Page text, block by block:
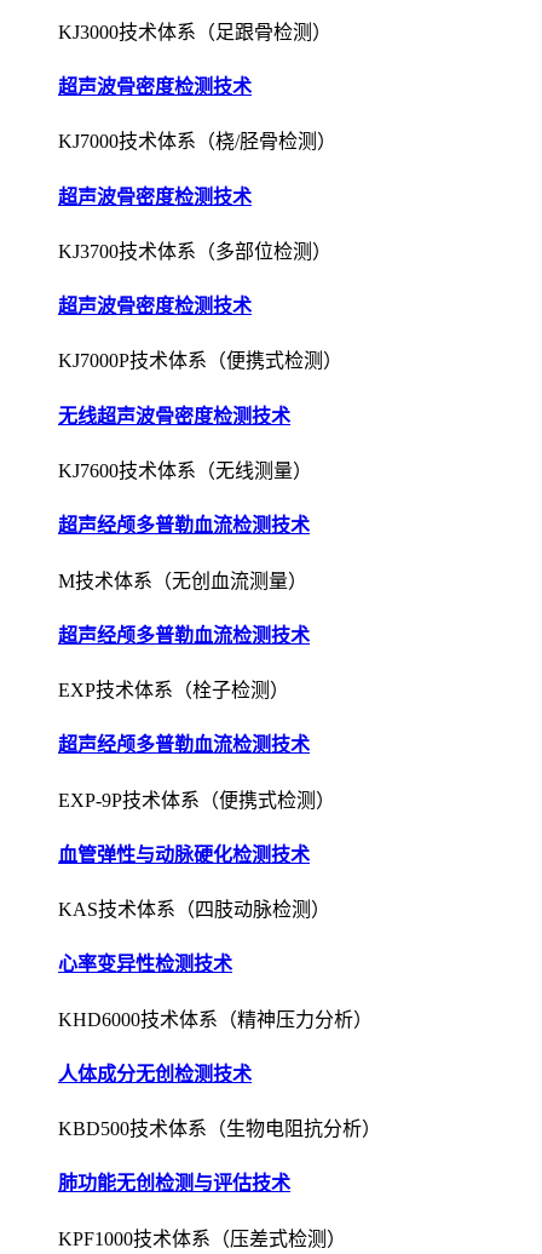
KJ3000技术体系（足跟骨检测）
超声波骨密度检测技术
KJ7000技术体系（桡/胫骨检测）
超声波骨密度检测技术
KJ3700技术体系（多部位检测）
超声波骨密度检测技术
KJ7000P技术体系（便携式检测）
无线超声波骨密度检测技术
KJ7600技术体系（无线测量）
超声经颅多普勒血流检测技术
M技术体系（无创血流测量）
超声经颅多普勒血流检测技术
EXP技术体系（栓子检测）
超声经颅多普勒血流检测技术
EXP-9P技术体系（便携式检测）
血管弹性与动脉硬化检测技术
KAS技术体系（四肢动脉检测）
心率变异性检测技术
KHD6000技术体系（精神压力分析）
人体成分无创检测技术
KBD500技术体系（生物电阻抗分析）
肺功能无创检测与评估技术
KPF1000技术体系（压差式检测）